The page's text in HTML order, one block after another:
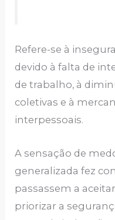
Refere-se à
devido à falta de
de trabalho, à
coletivas e à
interpessoais.
A sensação de
generalizada fez
passassem a
priorizar a